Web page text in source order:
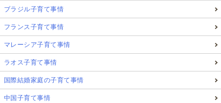
ブラジル子育て事情
フランス子育て事情
マレーシア子育て事情
ラオス子育て事情
国際結婚家庭の子育て事情
中国子育て事情